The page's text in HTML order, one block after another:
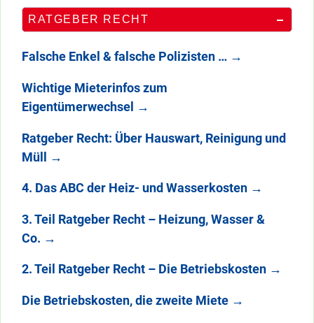
RATGEBER RECHT
Falsche Enkel & falsche Polizisten … →
Wichtige Mieterinfos zum
Eigentümerwechsel →
Ratgeber Recht: Über Hauswart, Reinigung und
Müll →
4. Das ABC der Heiz- und Wasserkosten →
3. Teil Ratgeber Recht – Heizung, Wasser &
Co. →
2. Teil Ratgeber Recht – Die Betriebskosten →
Die Betriebskosten, die zweite Miete →